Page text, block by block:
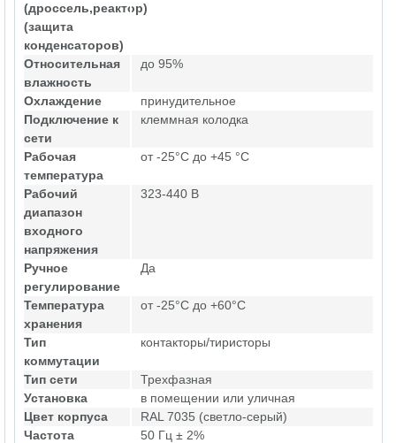
(дроссель,реактор)
(защита
конденсаторов)
Относительная
влажность
до 95%
Охлаждение
принудительное
Подключение к
сети
клеммная колодка
Рабочая
температура
от -25°C до +45 °C
Рабочий
диапазон
входного
напряжения
323-440 В
Ручное
регулирование
Да
Температура
хранения
от -25°C до +60°C
Тип
коммутации
контакторы/тиристоры
Тип сети
Трехфазная
Установка
в помещении или уличная
Цвет корпуса
RAL 7035 (светло-серый)
Частота
50 Гц ± 2%